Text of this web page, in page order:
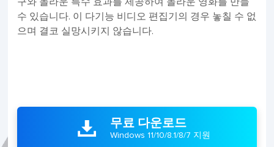
수 있습니다. 이 다기능 비디오 편집기의 경우 놓칠 수 없
으며 결코 실망시키지 않습니다.
 무료 다운로드
Windows 11/10/8.1/8/7 지원